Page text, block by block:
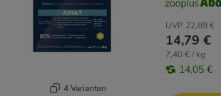
4 Varianten
UVP 22,89 €
14,79 €
7,40 € / kg
14,05 €